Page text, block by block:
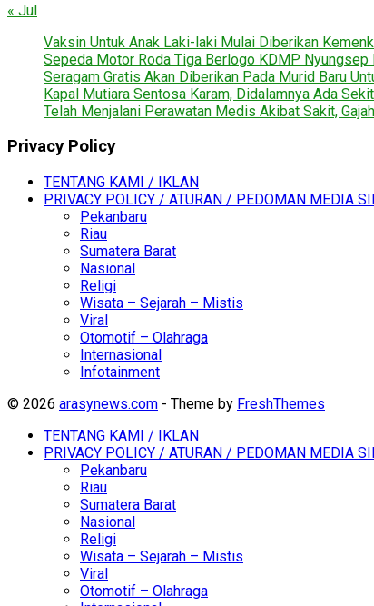
« Jul
Vaksin Untuk Anak Laki-laki Mulai Diberikan
Sepeda Motor Roda Tiga Berlogo KDMP Nyungsep
Seragam Gratis Akan Diberikan Pada Murid Baru
Kapal Mutiara Sentosa Karam, Didalamnya Ada
Telah Menjalani Perawatan Medis Akibat Sakit,
Privacy Policy
TENTANG KAMI / IKLAN
PRIVACY POLICY / ATURAN / PEDOMAN MEDIA
Pekanbaru
Riau
Sumatera Barat
Nasional
Religi
Wisata – Sejarah – Mistis
Viral
Otomotif – Olahraga
Internasional
Infotainment
© 2026 arasynews.com - Theme by FreshThemes
TENTANG KAMI / IKLAN
PRIVACY POLICY / ATURAN / PEDOMAN MEDIA
Pekanbaru
Riau
Sumatera Barat
Nasional
Religi
Wisata – Sejarah – Mistis
Viral
Otomotif – Olahraga